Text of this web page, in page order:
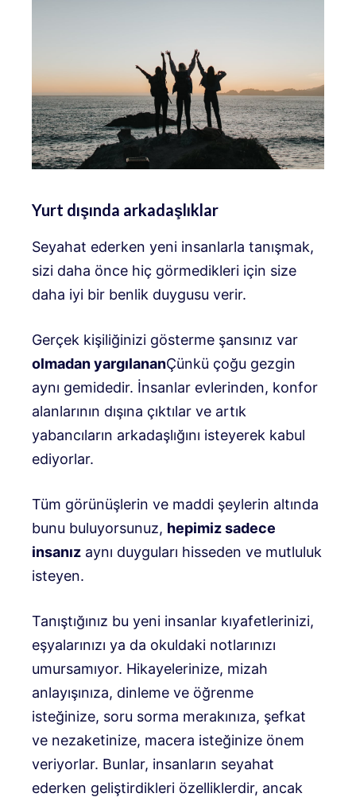
Yurt dışında arkadaşlıklar
Seyahat ederken yeni insanlarla tanışmak,
sizi daha önce hiç görmedikleri için size
daha iyi bir benlik duygusu verir.
Gerçek kişiliğinizi gösterme şansınız var
olmadanyargılananÇünkü çoğu gezgin
aynı gemidedir. İnsanlar evlerinden, konfor
alanlarının dışına çıktılar ve artık
yabancıların arkadaşlığını isteyerek kabul
ediyorlar.
Tüm görünüşlerin ve maddi şeylerin altında
bunu buluyorsunuz, hepimiz sadece
insanız aynı duyguları hisseden ve mutluluk
isteyen.
Tanıştığınız bu yeni insanlar kıyafetlerinizi,
eşyalarınızı ya da okuldaki notlarınızı
umursamıyor. Hikayelerinize, mizah
anlayışınıza, dinleme ve öğrenme
isteğinize, soru sorma merakınıza, şefkat
ve nezaketinize, macera isteğinize önem
veriyorlar. Bunlar, insanların seyahat
ederken geliştirdikleri özelliklerdir, ancak